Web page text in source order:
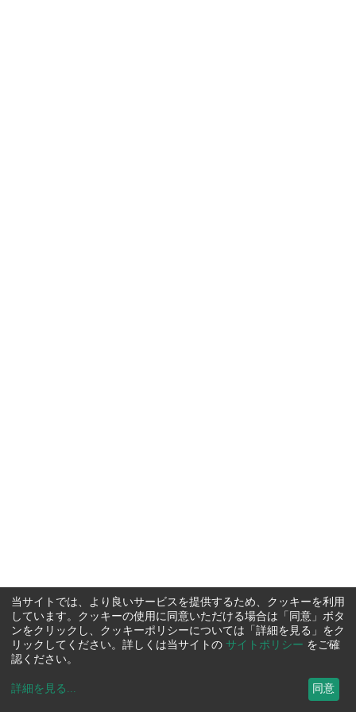
当サイトでは、より良いサービスを提供するため、クッキーを利用
しています。クッキーの使用に同意いただける場合は「同意」ボタ
ンをクリックし、クッキーポリシーについては「詳細を見る」をク
リックしてください。詳しくは当サイトの サイトポリシー をご確
認ください。
詳細を見る ... 同意